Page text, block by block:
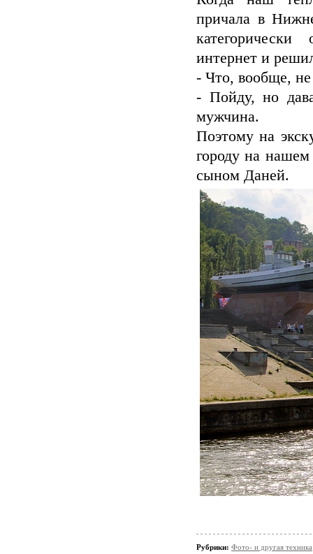
причала в
интернет и
- Что, вообще,
- Пойду, но
мужчина.
Поэтому на
городу на
сыном Даней.
Рубрики: Фото- и другая техника